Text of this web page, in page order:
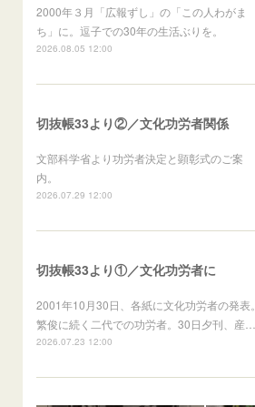
2000年３月「広報ずし」の「この人わがま
ち」に。逗子での30年の生活ぶりを。
2026.08.05 12:00
切抜帳33より②／文化功労者関係
文部科学省より功労者決定と顕彰式のご案
内。
2026.07.29 12:00
切抜帳33より①／文化功労者に
2001年10月30日、各紙に文化功労者の発表。
繁俊に続く二代での功労者。30日夕刊、産…
2026.07.23 12:00